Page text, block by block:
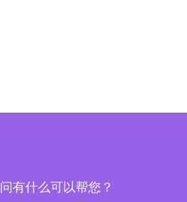
有什么可以帮您？